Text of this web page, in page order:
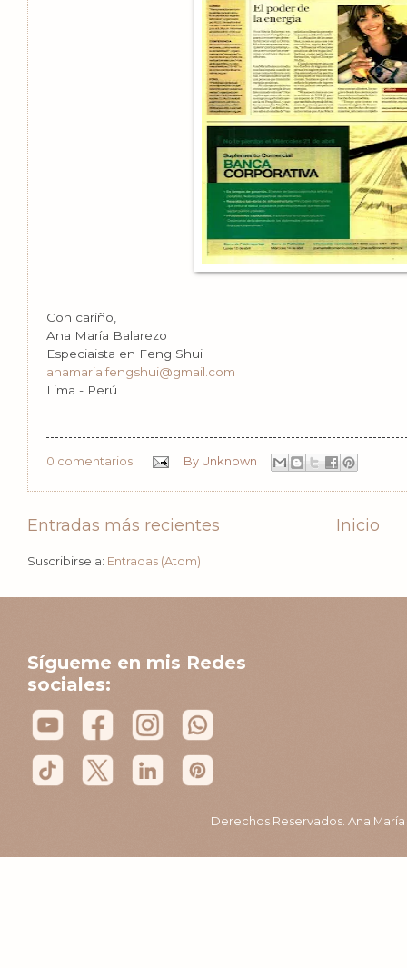
Con cariño,
Ana María Balarezo
Especiaista en Feng Shui
anamaria.fengshui@gmail.com
Lima - Perú
0 comentarios By Unknown
Entradas más recientes Inicio
Suscribirse a: Entradas (Atom)
Sígueme en mis Redes
sociales:
Derechos Reservados. Ana